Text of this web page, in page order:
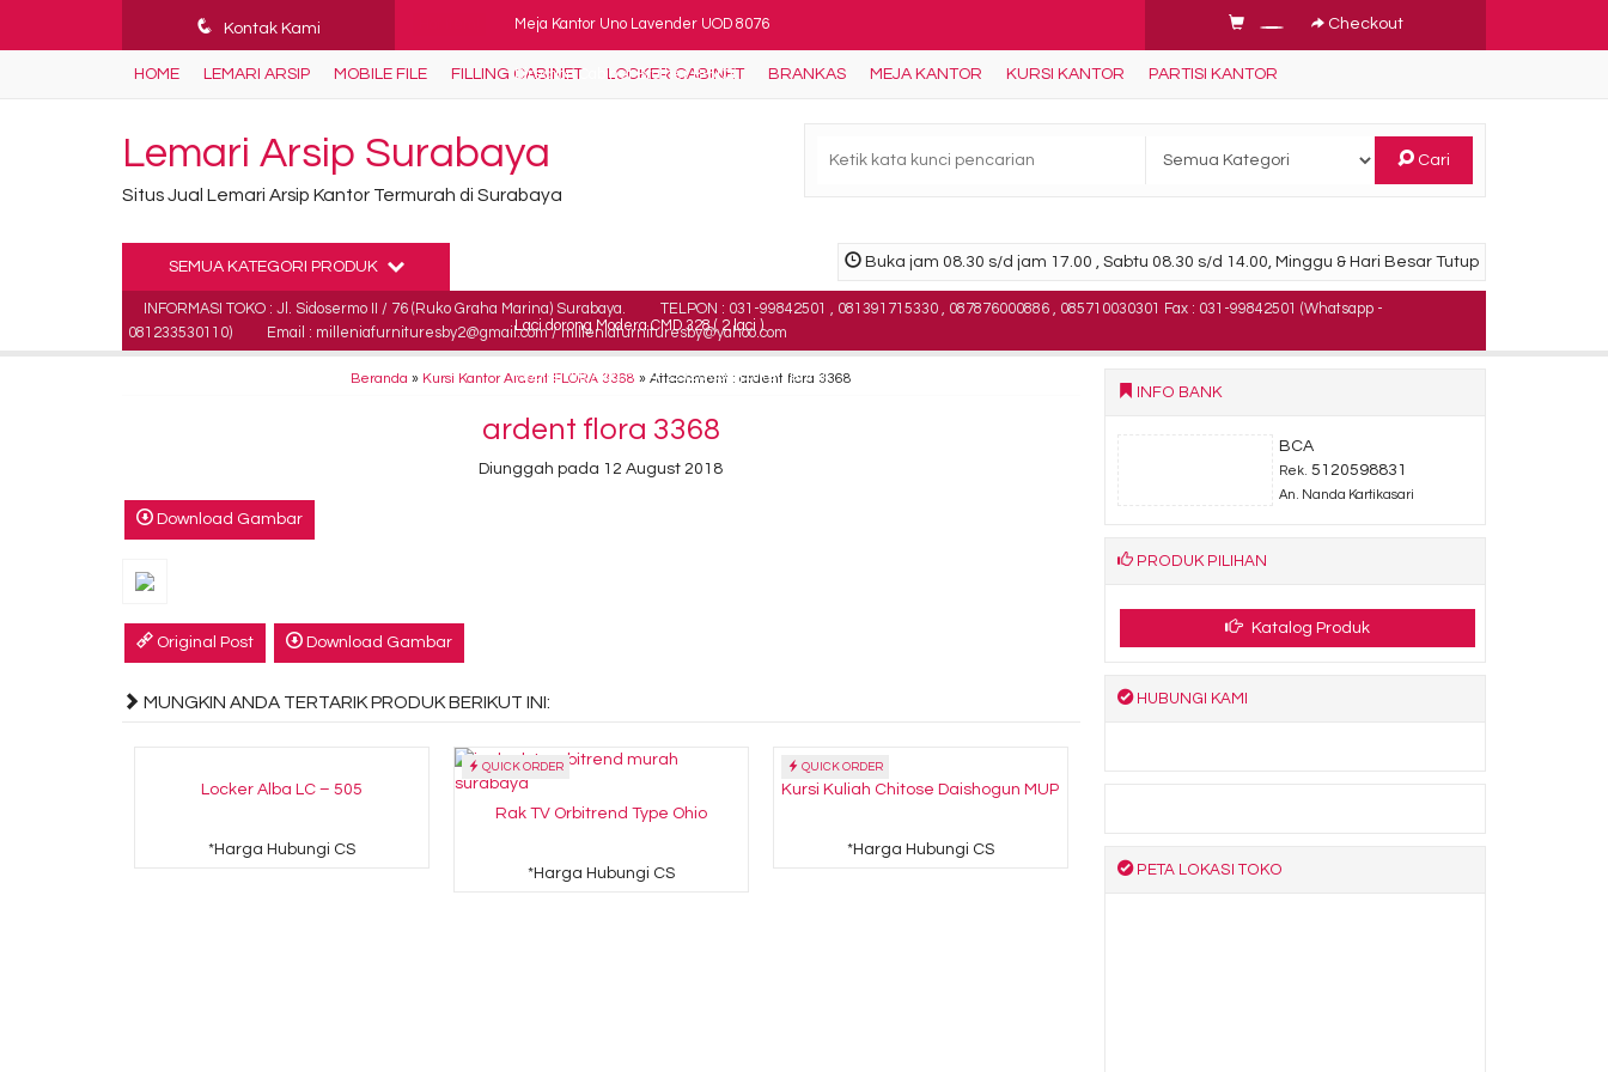
q Kontak Kami Meja Kantor Uno Lavender UOD 8076
Direction Cabinet Brother B-502
Kursi Kantor Carrera King I
Laci dorong Modera CMD 328 ( 2 laci )
Mobile File Alba MF-4-22 (20 Compartements)
Checkout
HOME LEMARI ARSIP MOBILE FILE FILLING CABINET LOCKER CABINET BRANKAS MEJA KANTOR KURSI KANTOR PARTISI KANTOR
Lemari Arsip Surabaya
Situs Jual Lemari Arsip Kantor Termurah di Surabaya
Cari
Buka jam 08.30 s/d jam 17.00 , Sabtu 08.30 s/d 14.00, Minggu & Hari Besar Tutup
SEMUA KATEGORI PRODUK
INFORMASI TOKO : Jl. Sidosermo II / 76 (Ruko Graha Marina) Surabaya.
TELPON : 031-99842501 , 081391715330 , 087876000886 , 085710030301 Fax : 031-99842501 (Whatsapp -
081233530110)
Email : milleniafurnituresby2@gmail.com / milleniafurnituresby@yahoo.com
Beranda » Kursi Kantor Ardent FLORA 3368 » Attachment : ardent flora 3368
ardent flora 3368
Diunggah pada 12 August 2018
Download Gambar
Original Post Download Gambar
MUNGKIN ANDA TERTARIK PRODUK BERIKUT INI:
Locker Alba LC – 505
*Harga Hubungi CS
QUICK ORDER
Rak TV Orbitrend Type Ohio
*Harga Hubungi CS
QUICK ORDER
Kursi Kuliah Chitose Daishogun MUP
*Harga Hubungi CS
INFO BANK
BCA
Rek. 5120598831
An. Nanda Kartikasari
PRODUK PILIHAN
Katalog Produk
HUBUNGI KAMI
PETA LOKASI TOKO